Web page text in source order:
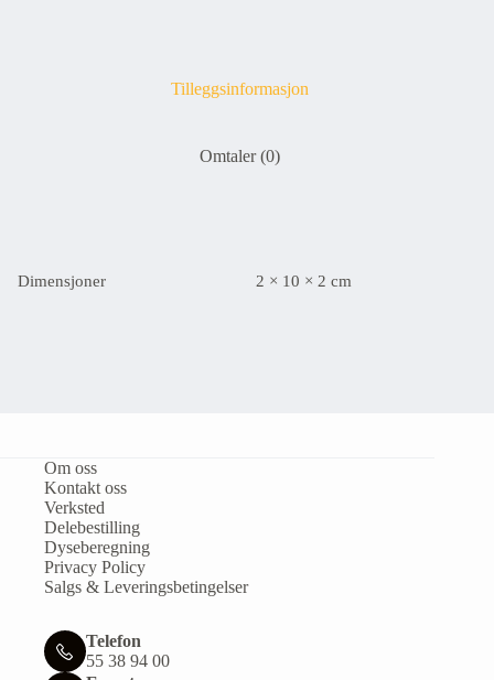
Tilleggsinformasjon
Omtaler (0)
Dimensjoner 2 × 10 × 2 cm
Om oss
Kontakt oss
Verksted
Delebestilling
Dyseberegning
Privacy Policy
Salgs & Leveringsbetingelser
Telefon
55 38 94 00